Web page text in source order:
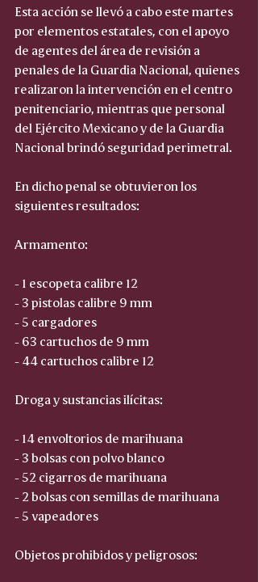
Esta acción se llevó a cabo este martes
por elementos estatales, con el apoyo
de agentes del área de revisión a
penales de la Guardia Nacional, quienes
realizaron la intervención en el centro
penitenciario, mientras que personal
del Ejército Mexicano y de la Guardia
Nacional brindó seguridad perimetral.
En dicho penal se obtuvieron los
siguientes resultados:
Armamento:
- 1 escopeta calibre 12
- 3 pistolas calibre 9 mm
- 5 cargadores
- 63 cartuchos de 9 mm
- 44 cartuchos calibre 12
Droga y sustancias ilícitas:
- 14 envoltorios de marihuana
- 3 bolsas con polvo blanco
- 52 cigarros de marihuana
- 2 bolsas con semillas de marihuana
- 5 vapeadores
Objetos prohibidos y peligrosos: